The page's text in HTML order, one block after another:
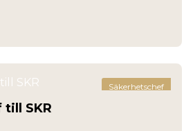
Säkerhetschef
SKR